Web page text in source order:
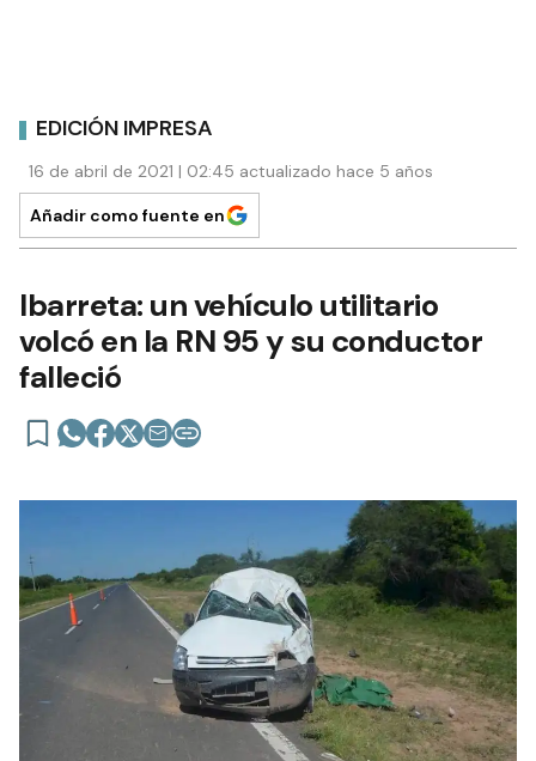
EDICIÓN IMPRESA
16 de abril de 2021 | 02:45 actualizado hace 5 años
Añadir como fuente en
Ibarreta: un vehículo utilitario
volcó en la RN 95 y su conductor
falleció